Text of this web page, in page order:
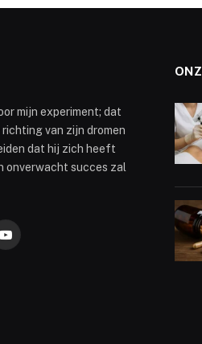
mijn experiment; dat
van zijn dromen
dat hij zich heeft
onverwacht succes zal
YouTube